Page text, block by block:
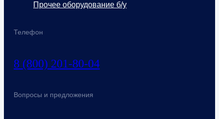
Телефон
8 (800) 201-80-04
Вопросы и предложения
Прочее оборудование б/у